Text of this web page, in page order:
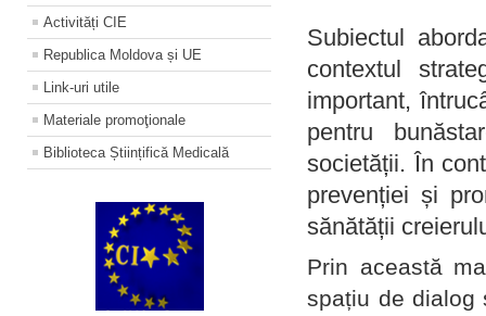
Activități CIE
Republica Moldova și UE
Link-uri utile
Materiale promoţionale
Biblioteca Științifică Medicală
Subiectul
contextul
important,
pentru
societății. În
prevenției și
sănătății
Prin această
spațiu de dialog